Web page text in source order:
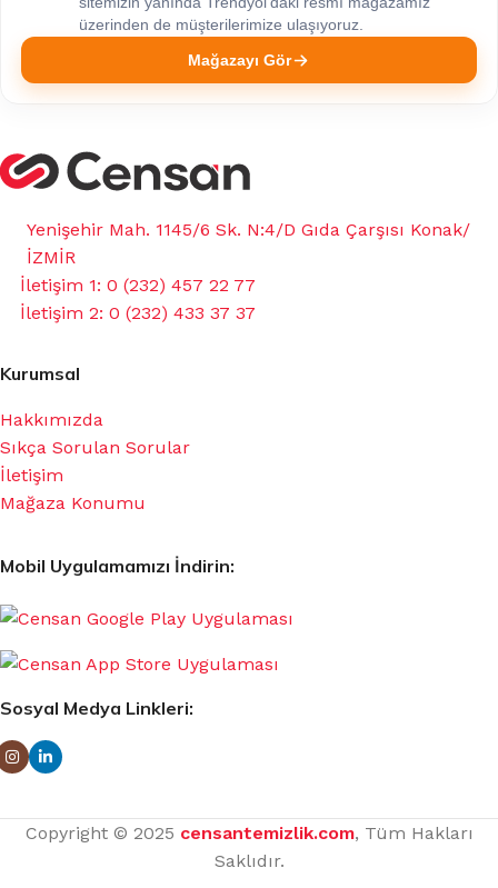
üzerinden de müşterilerimize ulaşıyoruz.
Mağazayı Gör
Yenişehir Mah. 1145/6 Sk. N:4/D Gıda Çarşısı Konak/
İZMİR
İletişim 1: 0 (232) 457 22 77
İletişim 2: 0 (232) 433 37 37
Kurumsal
Hakkımızda
Sıkça Sorulan Sorular
İletişim
Mağaza Konumu
Mobil Uygulamamızı İndirin:
Sosyal Medya Linkleri:
Copyright © 2025 censantemizlik.com, Tüm Hakları
Saklıdır.